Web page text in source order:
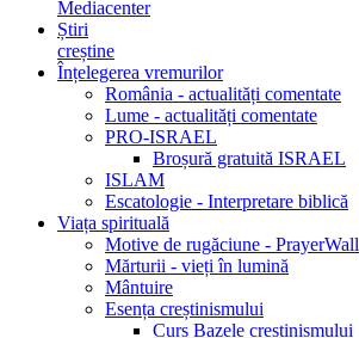
Mediacenter
Știri
creștine
Înțelegerea vremurilor
România - actualități comentate
Lume - actualități comentate
PRO-ISRAEL
Broșură gratuită ISRAEL
ISLAM
Escatologie - Interpretare biblică
Viața spirituală
Motive de rugăciune - PrayerWall
Mărturii - vieți în lumină
Mântuire
Esența creștinismului
Curs Bazele creștinismului